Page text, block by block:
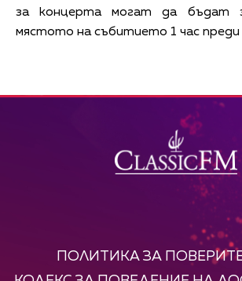
за концерта могат да бъдат
мястото на събитието 1 час
ПОЛИТИКА ЗА